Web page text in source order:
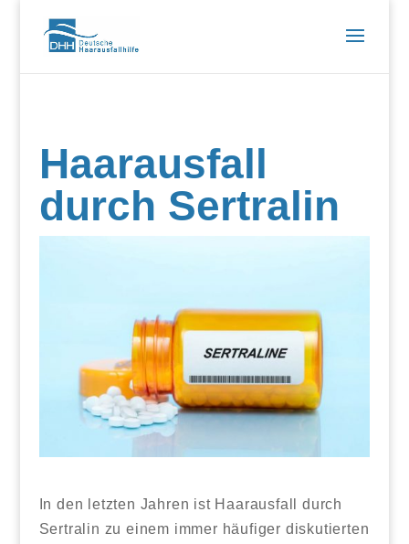
Haarausfall
durch Sertralin
In den letzten Jahren ist Haarausfall durch
Sertralin zu einem immer häufiger diskutierten